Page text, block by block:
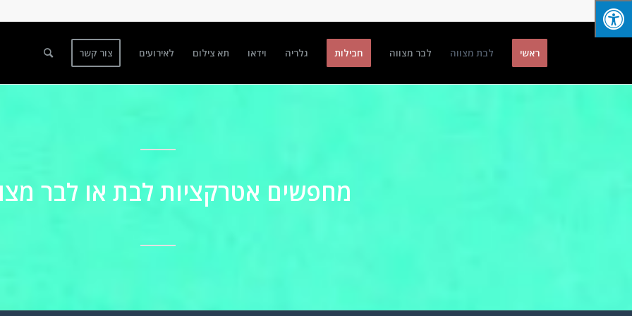
ראשי לבת מצווה לבר מצווה חבילות גלריה וידאו תא צילום לאירועים צור קשר
מחפשים אטרקציות לבת או לבר